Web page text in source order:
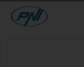
Salta
al
contenuto